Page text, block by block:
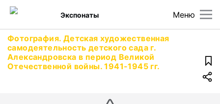
Меню
Экспонаты
Фотография. Детская художественная
самодеятельность детского сада г.
Александровска в период Великой
Отечественной войны. 1941-1945 гг.